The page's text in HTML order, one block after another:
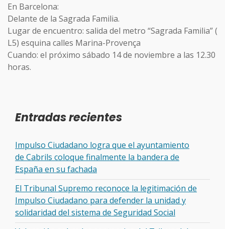
En Barcelona:
Delante de la Sagrada Familia.
Lugar de encuentro: salida del metro “Sagrada Familia” (
L5) esquina calles Marina-Provença
Cuando: el próximo sábado 14 de noviembre a las 12.30
horas.
Entradas recientes
Impulso Ciudadano logra que el ayuntamiento
de Cabrils coloque finalmente la bandera de
España en su fachada
El Tribunal Supremo reconoce la legitimación de
Impulso Ciudadano para defender la unidad y
solidaridad del sistema de Seguridad Social